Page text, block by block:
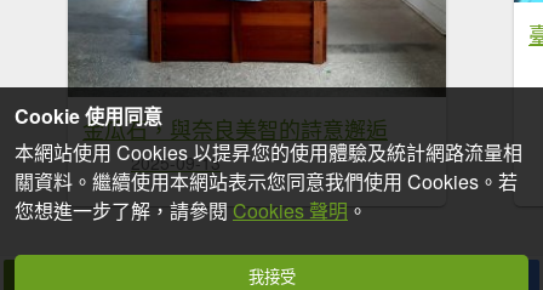
金瓜石，與奈良美智的詩意邂逅
2025-09-13
收藏
Cookie 使用同意
本網站使用 Cookies 以提昇您的使用體驗及統計網路流量相
關資料。繼續使用本網站表示您同意我們使用 Cookies。若
您想進一步了解，請參閱 Cookies 聲明 。
我接受